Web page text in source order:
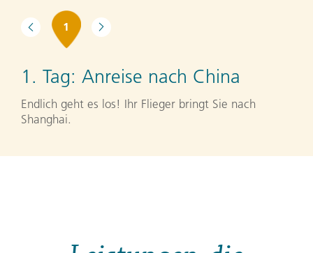
1
1. Tag: Anreise nach China
Endlich geht es los! Ihr Flieger bringt Sie nach
Shanghai.